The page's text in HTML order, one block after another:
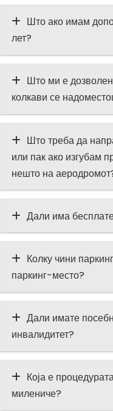
Што ако имам
лет?
Што ми е
колкави се
Што треба да
или пак ако изгубам
нешто на
Дали има
Колку чини
паркинг-место?
Дали имате
инвалидитет?
Која е
милениче?